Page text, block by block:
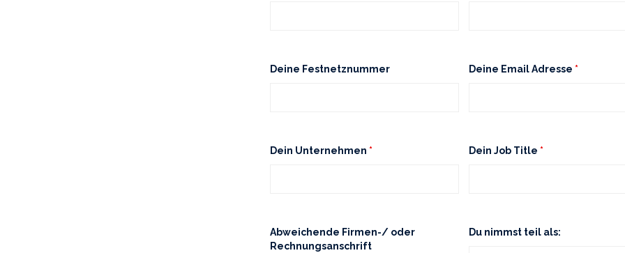
Deine Festnetznummer Deine Email Adresse *
Dein Unternehmen * Dein Job Title *
Abweichende Firmen-/ oder
Rechnungsanschrift
Du nimmst teil als: